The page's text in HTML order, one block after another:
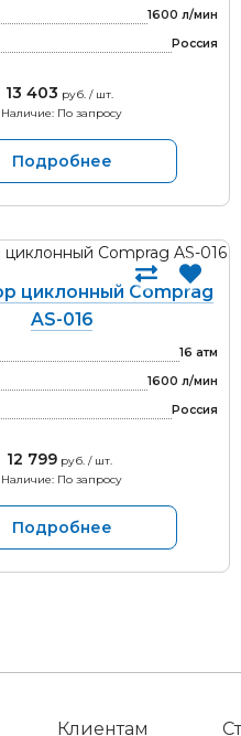
1600 л/мин
Россия
13 403 руб. / шт.
Наличие: По запросу
Подробнее
циклонный Comprag
AS-016
16 атм
1600 л/мин
Россия
12 799руб. / шт.
Наличие: По запросу
Подробнее
Клиентам